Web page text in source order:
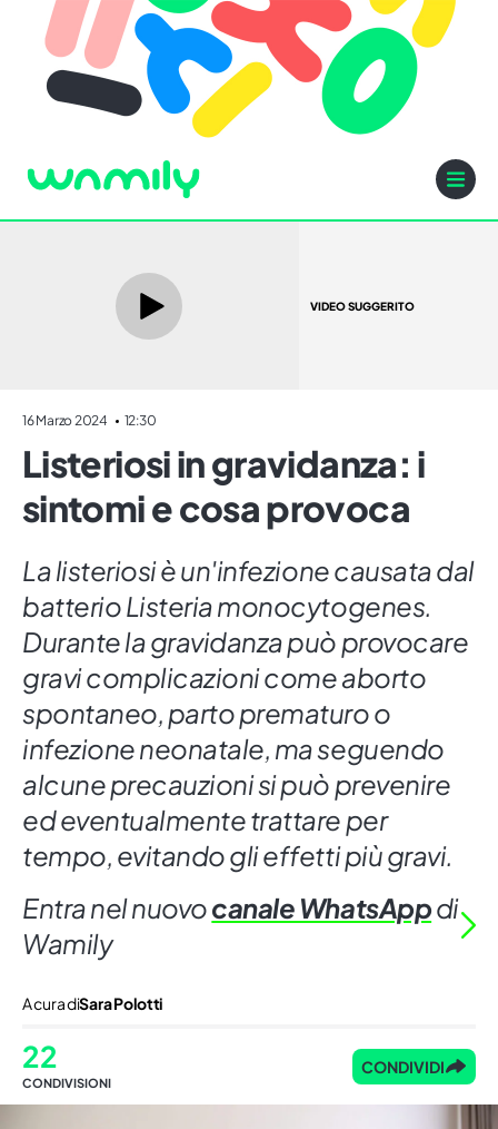
VIDEO SUGGERITO
16 Marzo 2024 12:30
Listeriosi in gravidanza: i
sintomi e cosa provoca
La listeriosi è un'infezione causata dal
batterio Listeria monocytogenes.
Durante la gravidanza può provocare
gravi complicazioni come aborto
spontaneo, parto prematuro o
infezione neonatale, ma seguendo
alcune precauzioni si può prevenire
ed eventualmente trattare per
tempo, evitando gli effetti più gravi.
Entra nel nuovocanale WhatsAppdi
Wamily
A cura diSara Polotti
22
CONDIVISIONI
CONDIVIDI